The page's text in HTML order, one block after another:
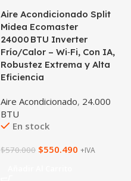
Aire Acondicionado Split
Midea Ecomaster
24000 BTU Inverter
Frío/Calor – Wi‑Fi, Con IA,
Robustez Extrema y Alta
Eficiencia
Aire Acondicionado, 24.000
BTU
En stock
$570.000 $550.490 +IVA